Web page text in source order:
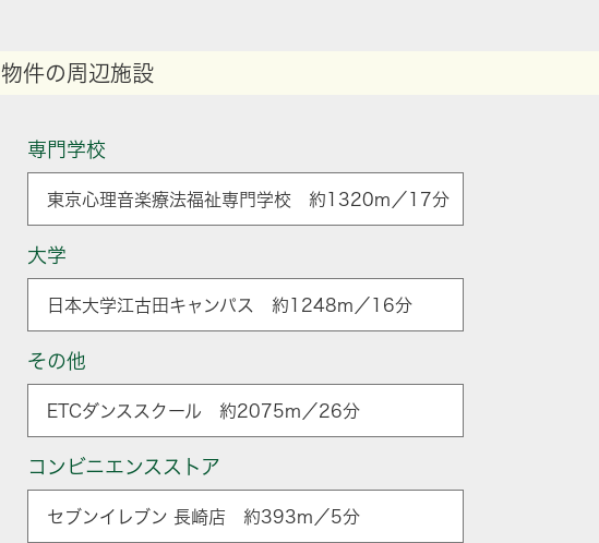
物件の周辺施設
専門学校
東京心理音楽療法福祉専門学校 約1320m／17分
大学
日本大学江古田キャンパス 約1248m／16分
その他
ETCダンススクール 約2075m／26分
コンビニエンスストア
セブンイレブン 長崎店 約393m／5分